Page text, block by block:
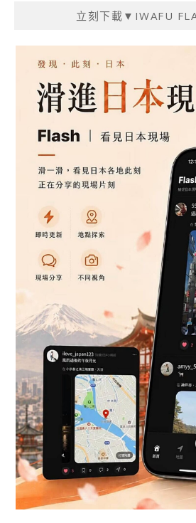
立刻下載▼IWAFU